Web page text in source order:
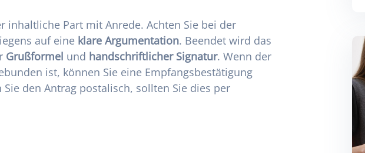
inhaltliche Part mit Anrede. Achten Sie bei der
auf eine klare Argumentation. Beendet wird das
Grußformel und handschriftlicher Signatur. Wenn der
ist, können Sie eine Empfangsbestätigung
den Antrag postalisch, sollten Sie dies per